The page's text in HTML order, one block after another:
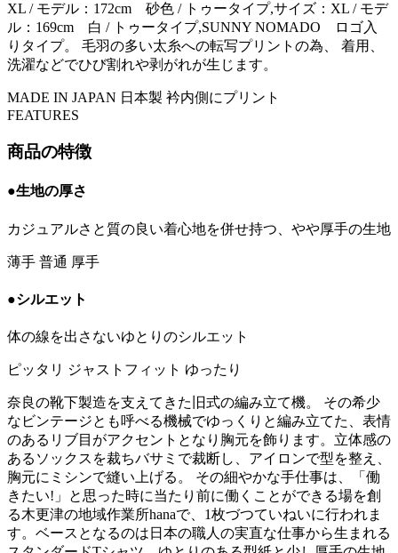
XL / モデル：172cm 砂色 / トゥータイプ,サイズ：XL / モデ
ル：169cm 白 / トゥータイプ,SUNNY NOMADO ロゴ入
りタイプ。 毛羽の多い太糸への転写プリントの為、 着用、
洗濯などでひび割れや剥がれが生じます。
MADE IN JAPAN 日本製 衿内側にプリント
FEATURES
商品の特徴
●生地の厚さ
カジュアルさと質の良い着心地を併せ持つ、やや厚手の生地
薄手 普通 厚手
●シルエット
体の線を出さないゆとりのシルエット
ピッタリ ジャストフィット ゆったり
奈良の靴下製造を支えてきた旧式の編み立て機。 その希少
なビンテージとも呼べる機械でゆっくりと編み立てた、表情
のあるリブ目がアクセントとなり胸元を飾ります。立体感の
あるソックスを裁ちバサミで裁断し、アイロンで型を整え、
胸元にミシンで縫い上げる。 その細やかな手仕事は、「働
きたい!」と思った時に当たり前に働くことができる場を創
る木更津の地域作業所hanaで、1枚づつていねいに行われま
す。ベースとなるのは日本の職人の実直な仕事から生まれる